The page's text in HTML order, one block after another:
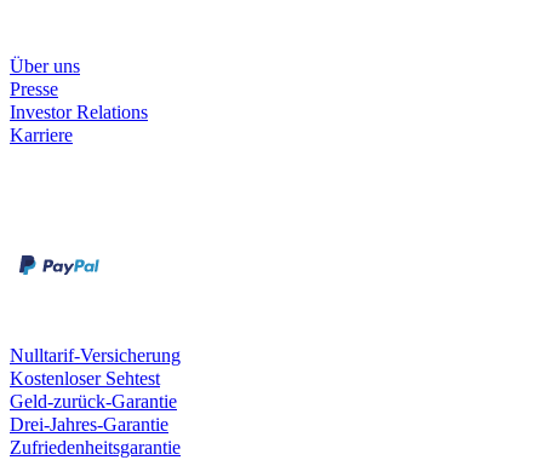
Über uns
Presse
Investor Relations
Karriere
Nulltarif-Versicherung
Kostenloser Sehtest
Geld-zurück-Garantie
Drei-Jahres-Garantie
Zufriedenheitsgarantie